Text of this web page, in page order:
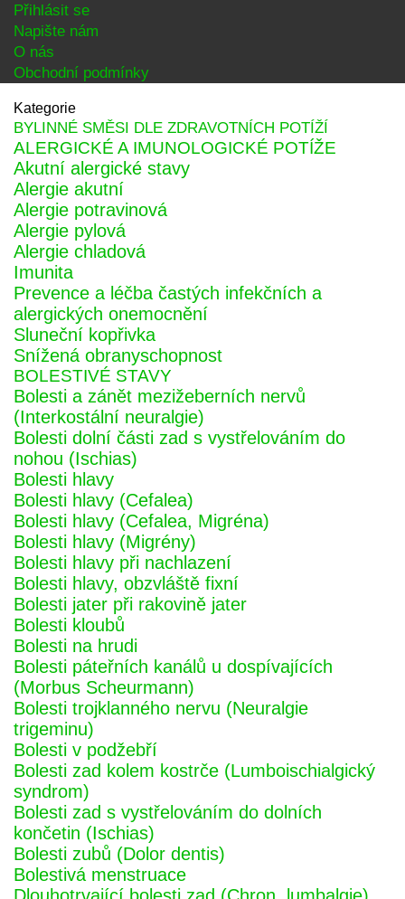
Přihlásit se
Napište nám
O nás
Obchodní podmínky
Kategorie
BYLINNÉ SMĚSI DLE ZDRAVOTNÍCH POTÍŽÍ
ALERGICKÉ A IMUNOLOGICKÉ POTÍŽE
Akutní alergické stavy
Alergie akutní
Alergie potravinová
Alergie pylová
Alergie chladová
Imunita
Prevence a léčba častých infekčních a
alergických onemocnění
Sluneční kopřivka
Snížená obranyschopnost
BOLESTIVÉ STAVY
Bolesti a zánět mezižeberních nervů
(Interkostální neuralgie)
Bolesti dolní části zad s vystřelováním do
nohou (Ischias)
Bolesti hlavy
Bolesti hlavy (Cefalea)
Bolesti hlavy (Cefalea, Migréna)
Bolesti hlavy (Migrény)
Bolesti hlavy při nachlazení
Bolesti hlavy, obzvláště fixní
Bolesti jater při rakovině jater
Bolesti kloubů
Bolesti na hrudi
Bolesti páteřních kanálů u dospívajících
(Morbus Scheurmann)
Bolesti trojklanného nervu (Neuralgie
trigeminu)
Bolesti v podžebří
Bolesti zad kolem kostrče (Lumboischialgický
syndrom)
Bolesti zad s vystřelováním do dolních
končetin (Ischias)
Bolesti zubů (Dolor dentis)
Bolestivá menstruace